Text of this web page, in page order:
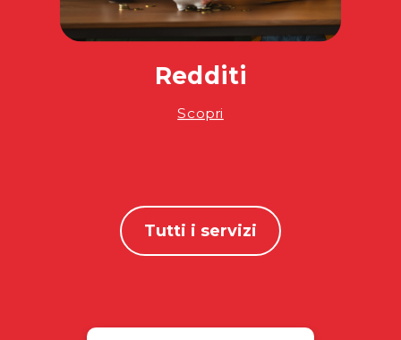
Redditi
Scopri
Tutti i servizi